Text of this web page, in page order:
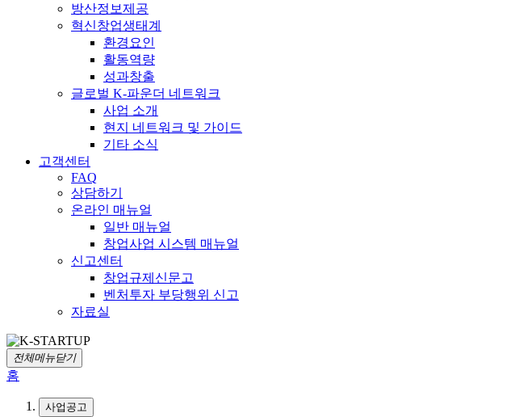
방산정보제공
혁신창업생태계
환경요인
활동역량
성과창출
글로벌 K-파운더 네트워크
사업 소개
현지 네트워크 및 가이드
기타 소식
고객센터
FAQ
상담하기
온라인 매뉴얼
일반 매뉴얼
창업사업 시스템 매뉴얼
신고센터
창업규제신문고
벤처투자 부당행위 신고
자료실
전체메뉴닫기
홈
사업공고